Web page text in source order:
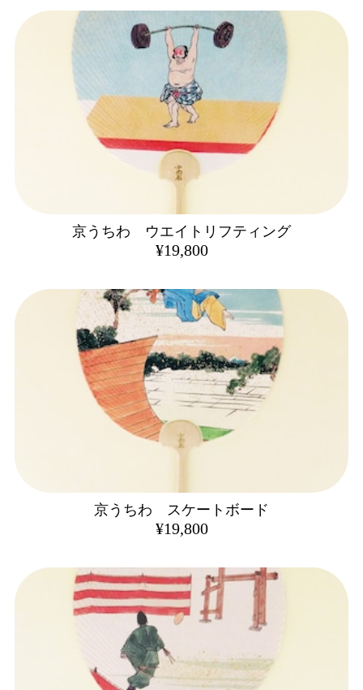
京うちわ ウエイトリフティング
¥19,800
京うちわ スケートボード
¥19,800